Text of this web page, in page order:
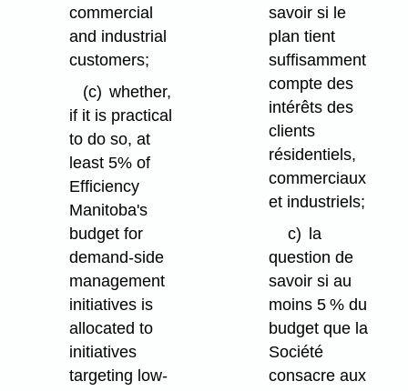
commercial
and industrial
customers;
(c) whether,
if it is practical
to do so, at
least 5% of
Efficiency
Manitoba's
budget for
demand-side
management
initiatives is
allocated to
initiatives
targeting low-
savoir si le
plan tient
suffisamment
compte des
intérêts des
clients
résidentiels,
commerciaux
et industriels;
c) la
question de
savoir si au
moins 5 % du
budget que la
Société
consacre aux